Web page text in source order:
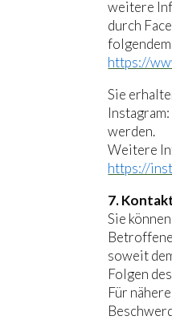
weitere
durch
https://
Sie
werden.
Weitere
https://
7.
Sie
soweit
Folgen
Für